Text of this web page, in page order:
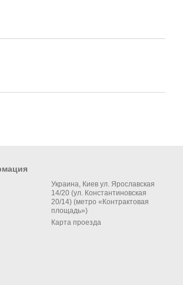
Украина, Киев ул. Ярославская
14/20 (ул. Константиновская
20/14) (метро «Контрактовая
площадь»)
Карта проезда